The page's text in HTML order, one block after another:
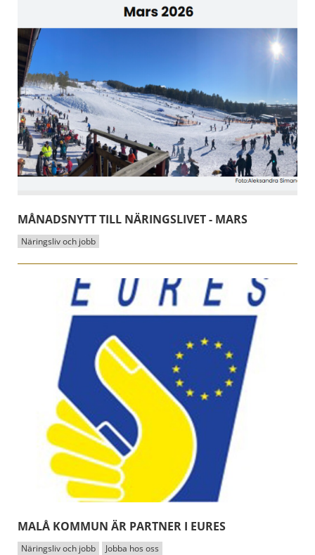
MÅNADSNYTT TILL NÄRINGSLIVET - MARS
Näringsliv och jobb
MALÅ KOMMUN ÄR PARTNER I EURES
Näringsliv och jobb Jobba hos oss